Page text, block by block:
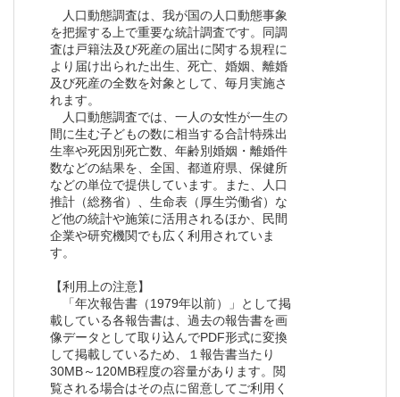
人口動態調査は、我が国の人口動態事象
を把握する上で重要な統計調査です。同調
査は戸籍法及び死産の届出に関する規程に
より届け出られた出生、死亡、婚姻、離婚
及び死産の全数を対象として、毎月実施さ
れます。
人口動態調査では、一人の女性が一生の
間に生む子どもの数に相当する合計特殊出
生率や死因別死亡数、年齢別婚姻・離婚件
数などの結果を、全国、都道府県、保健所
などの単位で提供しています。また、人口
推計（総務省）、生命表（厚生労働省）な
ど他の統計や施策に活用されるほか、民間
企業や研究機関でも広く利用されていま
す。
【利用上の注意】
「年次報告書（1979年以前）」として掲
載している各報告書は、過去の報告書を画
像データとして取り込んでPDF形式に変換
して掲載しているため、１報告書当たり
30MB～120MB程度の容量があります。閲
覧される場合はその点に留意してご利用く